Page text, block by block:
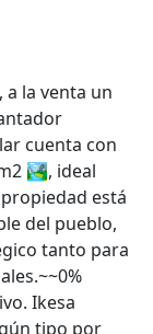
la venta un
cuenta con
🏞️, ideal
está
del pueblo,
tanto para
Ikesa
tipo por